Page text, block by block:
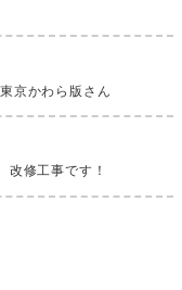
京かわら版さん
修工事です！